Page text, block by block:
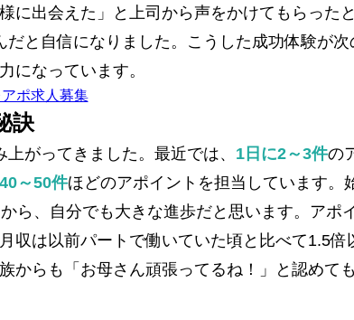
に出会えた」と上司から声をかけてもらったと
と自信になりました。こうした成功体験が次
になっています。
訣
がってきました。最近では、 1日に2～3件の
40～50件ほどのアポイントを担当しています。
ら、自分でも大きな進歩だと思います。アポ
収は以前パートで働いていた頃と比べて1.5倍
からも「お母さん頑張ってるね！」と認めて